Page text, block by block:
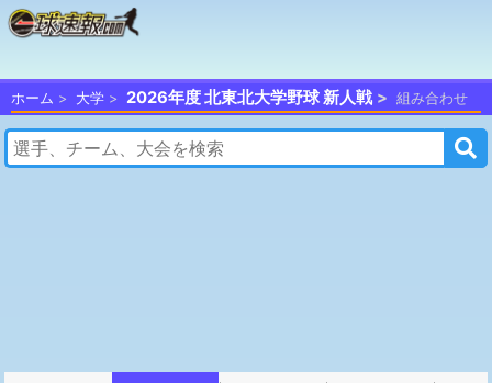
ホーム 大学 2026年度 北東北大学野球 新人戦 組み合わせ